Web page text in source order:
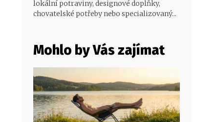
lokální potraviny, designové doplňky,
chovatelské potřeby nebo specializovaný...
Mohlo by Vás zajímat